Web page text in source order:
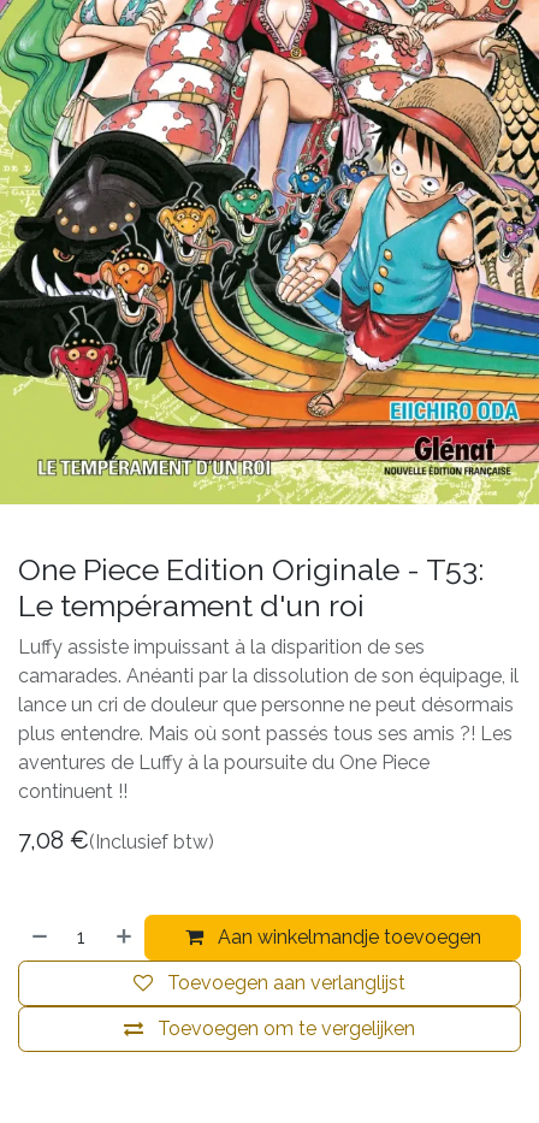
One Piece Edition Originale - T53:
Le tempérament d'un roi
Luffy assiste impuissant à la disparition de ses
camarades. Anéanti par la dissolution de son équipage, il
lance un cri de douleur que personne ne peut désormais
plus entendre. Mais où sont passés tous ses amis ?! Les
aventures de Luffy à la poursuite du One Piece
continuent !!
7,08 €(Inclusief btw)
Aan winkelmandje toevoegen
Toevoegen om te vergelijken
Toevoegen aan verlanglijst